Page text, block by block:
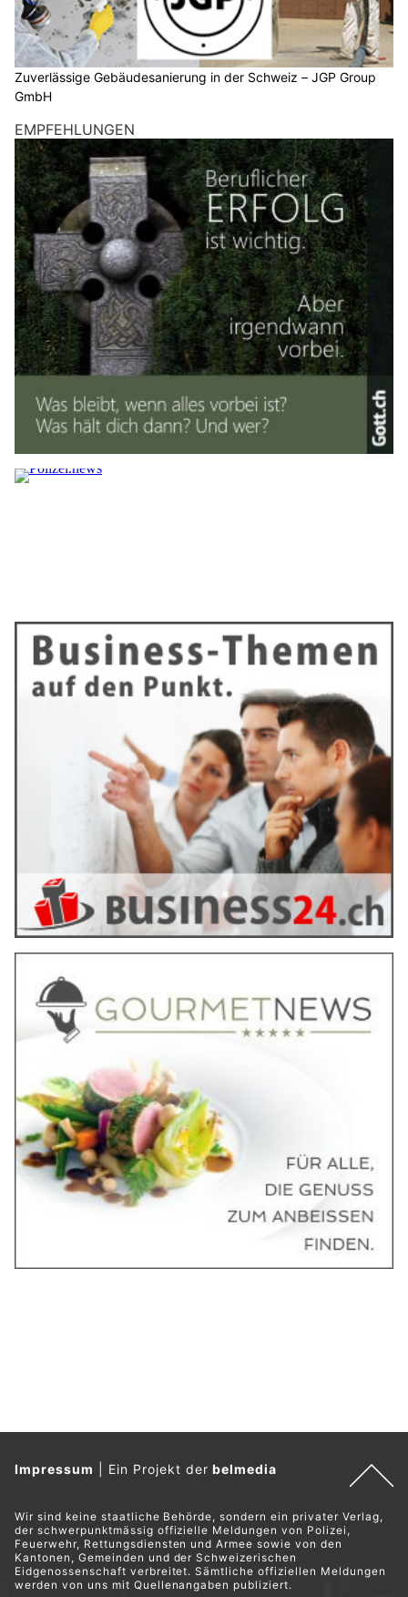
Welche Versicherung passt zu mir? – mit insurando.ch vergleichen
Kantonspolizei Obwalden: Achtung vor Fake-E-
28.02.25 VON BELMEDIA REDAKTION
Achtung vor Fake-E-Mails mit Briefen von EUROPOL.
Derzeit kursieren gefälschte Briefe, die angeblich von
EUROPOL stammen.
Weiterlesen
Schweiz: Cyberkriminelle täuschen offene Salt-
Zahlung vor – Warnung vor Phishing-Mails
30.01.25 VON BELMEDIA REDAKTION
Mit dem Vorwand einer ausstehenden Zahlung versuchen
nd Kreditkartendaten von Salt-Kunden zu erlangen. Die
Betrugsmasche: Die Betrüger versenden E-Mails, die
angeblich von Salt stammen, und behaupten darin, dass eine
Zahlung noch nicht eingegangen sei.
Schweiz: Geldwäsche – Kriminelle nutzen
gutgläubige Bürger als "Money Mules"
12.02.25 VON BELMEDIA REDAKTION
Mit harmlos wirkenden Geldtransfers machen sich
unbescholtene Bürgerinnen und Bürger zu Verbündeten
krimineller Netzwerke – und riskieren dabei hohe Strafen.
Oft werden die Betroffenen über soziale Medien, vermeintliche
Jobangebote oder emotionale Manipulation angesprochen und
dazu gebracht, mit ihren Überweisungen die Spur illegaler
Gelder zu verwischen.
Weiterlesen
AAA Alpine Air Ambulance: Rettungseinsätze im
Schnee – schnelle Hilfe aus der Luft
17.02.25
Impressionen unserer Crew von der vergangenen Woche:
Die Crew mit dem Lions1 war ebenfalls, wie unser ChriLi
welcher von der Basis Balzers startet, oft im Schnee
Wie auf den Bildern ersichtlich, sind wir immer und überall im
Einsatz.
Weiterlesen
Gefälschte Paketdienst-Websites im Umlauf –
Auf Kleinanzeigenplattformen geben sich Betrüger als
Schweiz: Phishing erkennen – so schützen Sie
06.02.25 VON BELMEDIA REDAKTION
Phishing ist eine der häufigsten Betrugsmaschen im
Internet.